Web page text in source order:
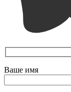
Ваше имя